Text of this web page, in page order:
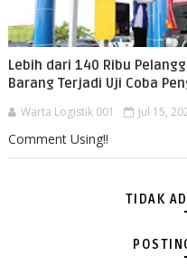
Lebih dari 140 Ribu
Barang Terjadi Uji Coba
Warta Logistik 001 Jul 15,
Comment Using!!
TIDAK